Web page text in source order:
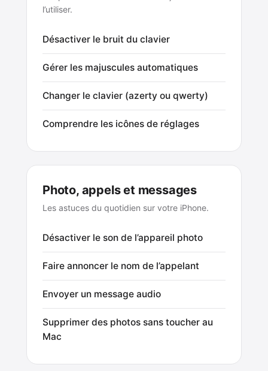
l’utiliser.
Désactiver le bruit du clavier
Gérer les majuscules automatiques
Changer le clavier (azerty ou qwerty)
Comprendre les icônes de réglages
Photo, appels et messages
Les astuces du quotidien sur votre iPhone.
Désactiver le son de l’appareil photo
Faire annoncer le nom de l’appelant
Envoyer un message audio
Supprimer des photos sans toucher au
Mac